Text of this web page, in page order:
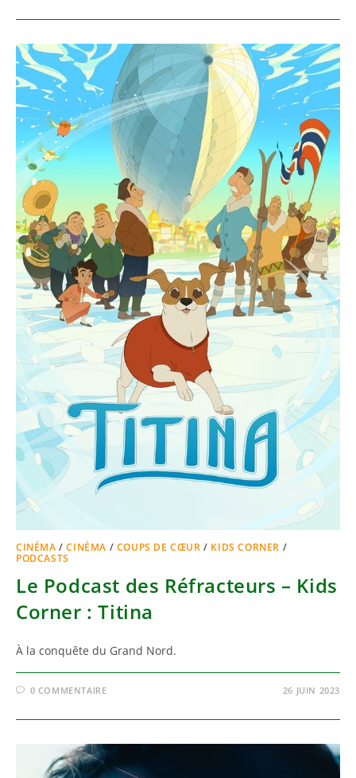
CINÉMA /CINÉMA / COUPS DE CŒUR / KIDS CORNER /
PODCASTS
Le Podcast des Réfracteurs – Kids
Corner : Titina
À la conquête du Grand Nord.
0 COMMENTAIRE 26 JUIN 2023